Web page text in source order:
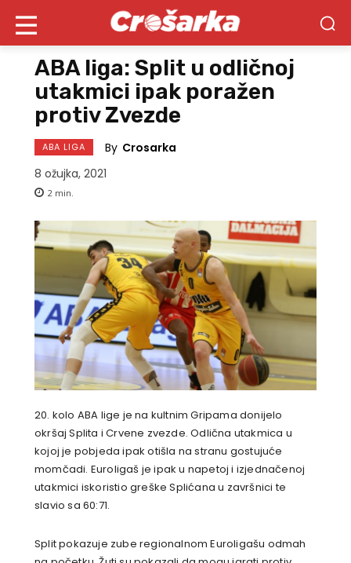
ABA liga: Split u odličnoj
utakmici ipak poražen
protiv Zvezde
ABA LIGA By Crosarka
8 ožujka, 2021
2 min.
20. kolo ABA lige je na kultnim Gripama donijelo
okršaj Splita i Crvene zvezde. Odlična utakmica u
kojoj je pobjeda ipak otišla na stranu gostujuće
momčadi. Euroligaš je ipak u napetoj i izjednačenoj
utakmici iskoristio greške Splićana u završnici te
slavio sa 60:71.
Split pokazuje zube regionalnom Euroligašu odmah